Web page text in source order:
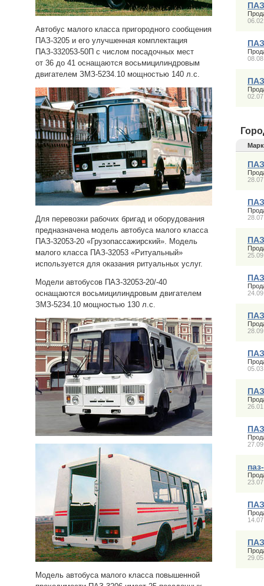
Автобус малого класса пригородного сообщения
ПАЗ-3205 и его улучшенная комплектация
ПАЗ-332053-50П с числом посадочных мест
от 36 до 41 оснащаются восьмицилиндровым
двигателем ЗМЗ-5234.10 мощностью 140 л.с.
Для перевозки рабочих бригад и оборудования
предназначена модель автобуса малого класса
ПАЗ-32053-20 «Грузопассажирский». Модель
малого класса ПАЗ-32053 «Ритуальный»
используется для оказания ритуальных услуг.
Модели автобусов ПАЗ-32053-20/-40
оснащаются восьмицилиндровым двигателем
ЗМЗ-5234.10 мощностью 130 л.с.
Модель автобуса малого класса повышенной
ПАЗ